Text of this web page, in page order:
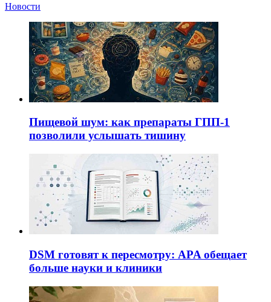
Новости
Пищевой шум: как препараты ГПП-1
позволили услышать тишину
DSM готовят к пересмотру: APA обещает
больше науки и клиники